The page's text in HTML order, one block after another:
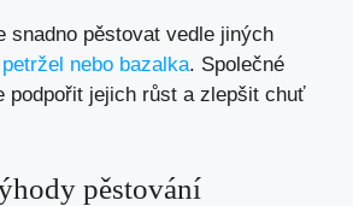
snadno pěstovat vedle jiných
nebo bazalka. Společné
podpořit jejich růst a zlepšit chuť
pěstování